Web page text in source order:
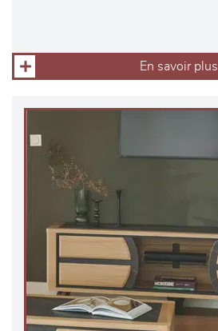
En savoir plus